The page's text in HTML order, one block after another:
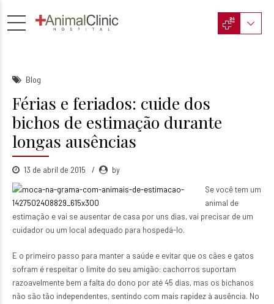
Blog
Férias e feriados: cuide dos
bichos de estimação durante
longas ausências
13 de abril de 2015 by
Se você tem um
animal de
estimação e vai se ausentar de casa por uns dias, vai precisar de um
cuidador ou um local adequado para hospedá-lo.
E o primeiro passo para manter a saúde e evitar que os cães e gatos
sofram é respeitar o limite do seu amigão: cachorros suportam
razoavelmente bem a falta do dono por até 45 dias, mas os bichanos
não são tão independentes, sentindo com mais rapidez à ausência. No